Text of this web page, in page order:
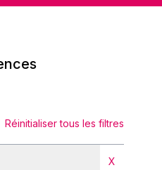
Réinitialiser tous les filtres
X